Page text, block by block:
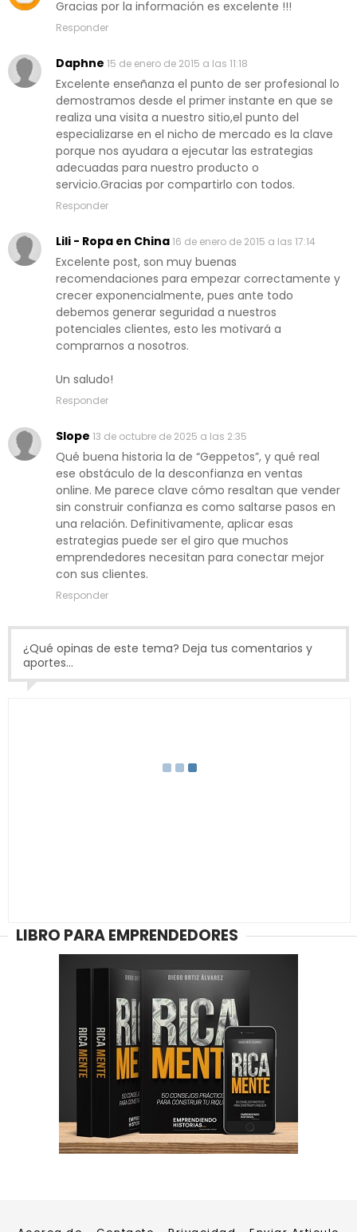
Gracias por la información es excelente !!!
Responder
Daphne 15 de enero de 2015 a las 11:18
Excelente enseñanza el punto de ser profesional lo
demostramos desde el primer instante en que se
realiza una visita a nuestro sitio,el punto del
especializarse en el nicho de mercado es la clave
porque nos ayudara a ejecutar las estrategias
adecuadas para nuestro producto o
servicio.Gracias por compartirlo con todos.
Responder
Lili - Ropa en China16 de enero de 2015 a las 17:14
Excelente post, son muy buenas
recomendaciones para empezar correctamente y
crecer exponencialmente, pues ante todo
debemos generar seguridad a nuestros
potenciales clientes, esto les motivará a
comprarnos a nosotros.
Un saludo!
Responder
Slope 13 de octubre de 2025 a las 2:35
Qué buena historia la de “Geppetos”, y qué real
ese obstáculo de la desconfianza en ventas
online. Me parece clave cómo resaltan que vender
sin construir confianza es como saltarse pasos en
una relación. Definitivamente, aplicar esas
estrategias puede ser el giro que muchos
emprendedores necesitan para conectar mejor
con sus clientes.
Responder
¿Qué opinas de este tema? Deja tus comentarios y
aportes...
LIBRO PARA EMPRENDEDORES